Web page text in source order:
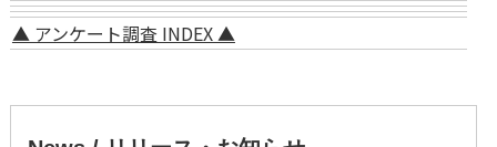
▲ アンケート調査 INDEX ▲